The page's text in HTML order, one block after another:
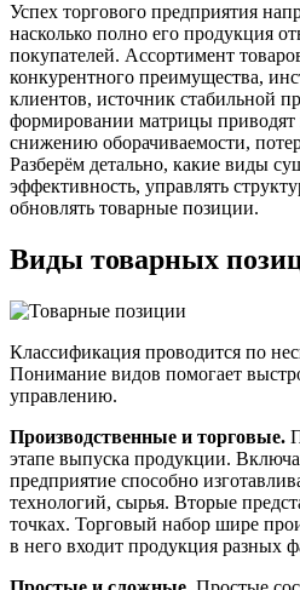
Успех торгового предприятия
насколько полно его продукция
покупателей. Ассортимент
конкурентного преимущества,
клиентов, источник стабильной
формировании матрицы приводят
снижению оборачиваемости,
Разберём детально, какие виды
эффективность, управлять
обновлять товарные позиции.
Виды товарных
Классификация проводится по
Понимание видов помогает
управлению.
Производственные и торговые.
этапе выпуска продукции.
предприятие способно
технологий, сырья. Вторые
точках. Торговый набор шире
в него входит продукция разных